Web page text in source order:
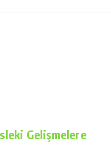
Gelişmelere